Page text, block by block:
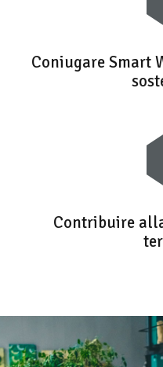
Coniugare Smart
Contribuire